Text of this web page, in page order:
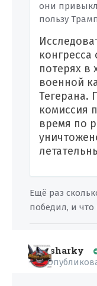
они
пользу
потерях в
военной
Тегерана.
комиссия
время по
Ещё раз
победил, и что
sharky